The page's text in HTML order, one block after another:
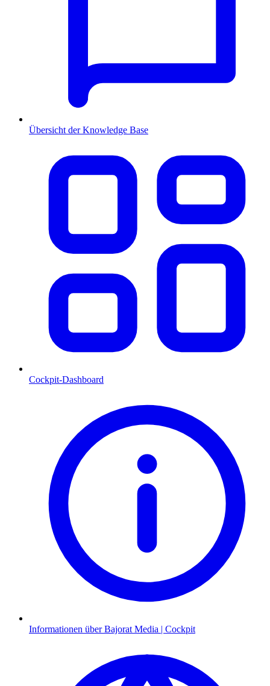
Übersicht der Knowledge Base
Cockpit-Dashboard
Informationen über Bajorat Media | Cockpit